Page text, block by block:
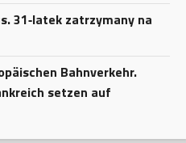
31‑latek zatrzymany na
Bahnverkehr.
setzen auf